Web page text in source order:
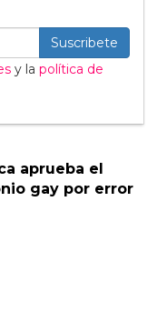
Suscribete
y la política de
aprueba el
gay por error